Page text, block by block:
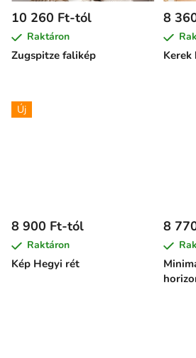
Zugspitze falikép
10 260 Ft-tól
Raktáron
Kerek
8
Új
Kép Hegyi rét
8 900 Ft-tól
Raktáron
8